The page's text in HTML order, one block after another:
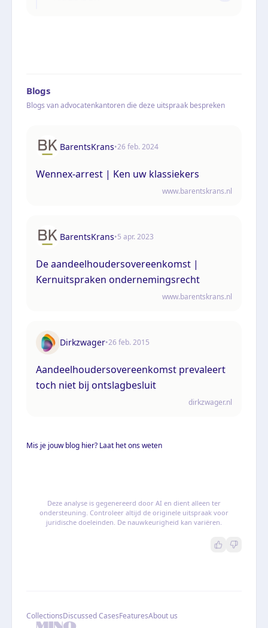
Blogs
Blogs van advocatenkantoren die deze uitspraak bespreken
BarentsKrans•26 feb. 2024
Wennex-arrest | Ken uw klassiekers
www.barentskrans.nl
BarentsKrans•5 apr. 2023
De aandeelhoudersovereenkomst |
Kernuitspraken ondernemingsrecht
www.barentskrans.nl
Dirkzwager•26 feb. 2015
Aandeelhoudersovereenkomst prevaleert
toch niet bij ontslagbesluit
dirkzwager.nl
Mis je jouw blog hier? Laat het ons weten
Deze analyse is gegenereerd door AI en dient alleen ter
ondersteuning. Controleer altijd de originele uitspraak voor
juridische doeleinden. De nauwkeurigheid kan variëren.
CollectionsDiscussed CasesFeaturesAbout us